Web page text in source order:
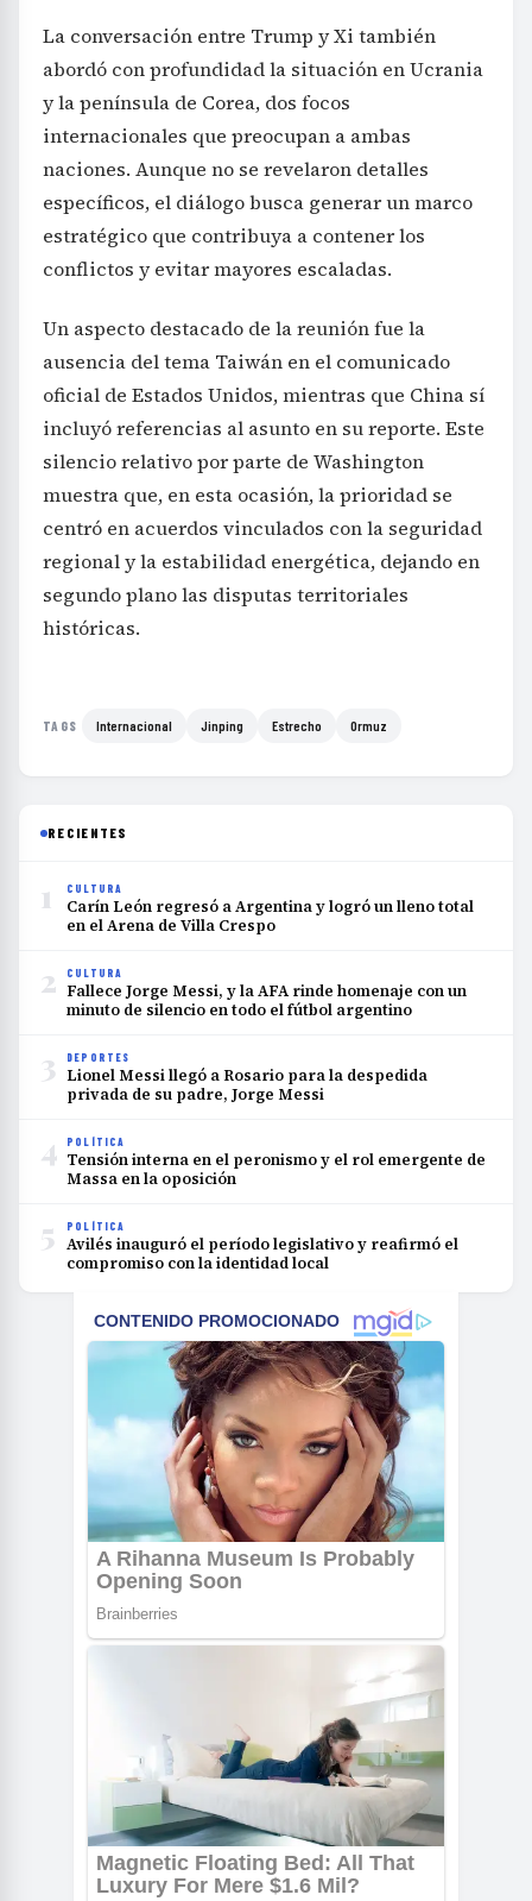
La conversación entre Trump y Xi también
abordó con profundidad la situación en Ucrania
y la península de Corea, dos focos
internacionales que preocupan a ambas
naciones. Aunque no se revelaron detalles
específicos, el diálogo busca generar un marco
estratégico que contribuya a contener los
conflictos y evitar mayores escaladas.
Un aspecto destacado de la reunión fue la
ausencia del tema Taiwán en el comunicado
oficial de Estados Unidos, mientras que China sí
incluyó referencias al asunto en su reporte. Este
silencio relativo por parte de Washington
muestra que, en esta ocasión, la prioridad se
centró en acuerdos vinculados con la seguridad
regional y la estabilidad energética, dejando en
segundo plano las disputas territoriales
históricas.
TAGS Internacional Jinping Estrecho Ormuz
RECIENTES
1 CULTURA
Carín León regresó a Argentina y logró un lleno total
en el Arena de Villa Crespo
2 CULTURA
Fallece Jorge Messi, y la AFA rinde homenaje con un
minuto de silencio en todo el fútbol argentino
3 DEPORTES
Lionel Messi llegó a Rosario para la despedida
privada de su padre, Jorge Messi
4 POLÍTICA
Tensión interna en el peronismo y el rol emergente de
Massa en la oposición
5 POLÍTICA
Avilés inauguró el período legislativo y reafirmó el
compromiso con la identidad local